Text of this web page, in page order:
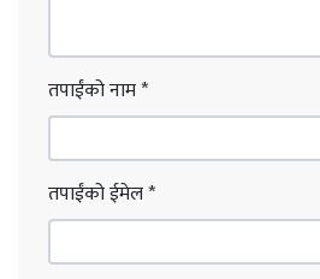
तपाईंको नाम*
तपाईंको ईमेल*